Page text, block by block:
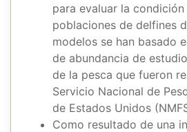
para evaluar la condición
poblaciones de delfines
modelos se han basado
de abundancia de
de la pesca que fueron
Servicio Nacional de
de Estados Unidos
Como resultado de una